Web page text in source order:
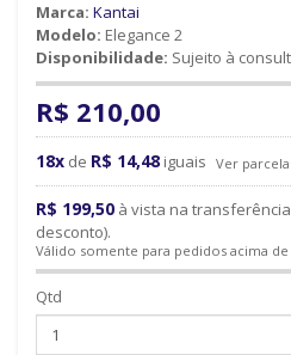
Marca: Kantai
Modelo: Elegance 2
Disponibilidade: Sujeito à
R$ 210,00
18x de R$ 14,48 iguais Ver
R$ 199,50 à vista na
desconto).
Válido somente para pedidos acima de
Qtd